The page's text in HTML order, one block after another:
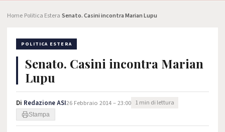
Home Politica Estera Senato. Casini incontra Marian Lupu
POLITICA ESTERA
Senato. Casini incontra Marian
Lupu
Di Redazione ASI26 Febbraio 2014 – 23:00 1 min di lettura
Stampa